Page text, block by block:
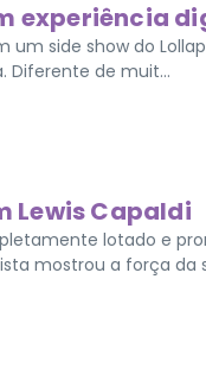
experiência
side show do
Diferente de muit...
Lewis Capaldi
lotado e
mostrou a força da